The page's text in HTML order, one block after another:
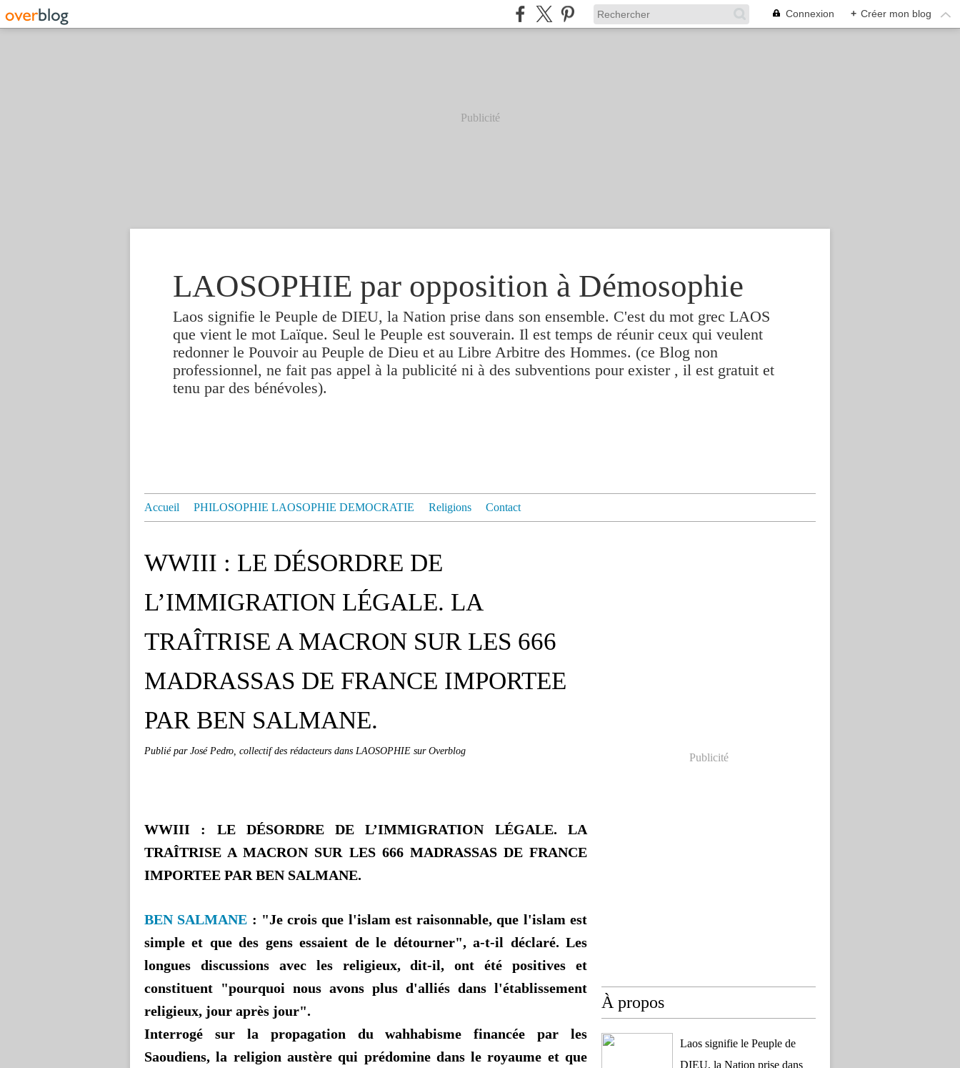
Connexion + Créer mon blog
Publicité
LAOSOPHIE par opposition à Démosophie
Laos signifie le Peuple de DIEU, la Nation prise dans son ensemble. C'est du mot grec LAOS
que vient le mot Laïque. Seul le Peuple est souverain. Il est temps de réunir ceux qui veulent
redonner le Pouvoir au Peuple de Dieu et au Libre Arbitre des Hommes. (ce Blog non
professionnel, ne fait pas appel à la publicité ni à des subventions pour exister , il est gratuit et
tenu par des bénévoles).
Accueil PHILOSOPHIE LAOSOPHIE DEMOCRATIE Religions Contact
WWIII : LE DÉSORDRE DE
L’IMMIGRATION LÉGALE. LA
TRAÎTRISE A MACRON SUR LES 666
MADRASSAS DE FRANCE IMPORTEE
PAR BEN SALMANE.
Publié par José Pedro, collectif des rédacteurs dans LAOSOPHIE sur Overblog
WWIII : LE DÉSORDRE DE L’IMMIGRATION LÉGALE. LA
TRAÎTRISE A MACRON SUR LES 666 MADRASSAS DE FRANCE
IMPORTEE PAR BEN SALMANE.
BEN SALMANE : "Je crois que l'islam est raisonnable, que l'islam est
simple et que des gens essaient de le détourner", a-t-il déclaré. Les
longues discussions avec les religieux, dit-il, ont été positives et
constituent "pourquoi nous avons plus d'alliés dans l'établissement
religieux, jour après jour".
Interrogé sur la propagation du wahhabisme financée par les
Saoudiens, la religion austère qui prédomine dans le royaume et que
Publicité
À propos
Laos signifie le Peuple de
DIEU, la Nation prise dans